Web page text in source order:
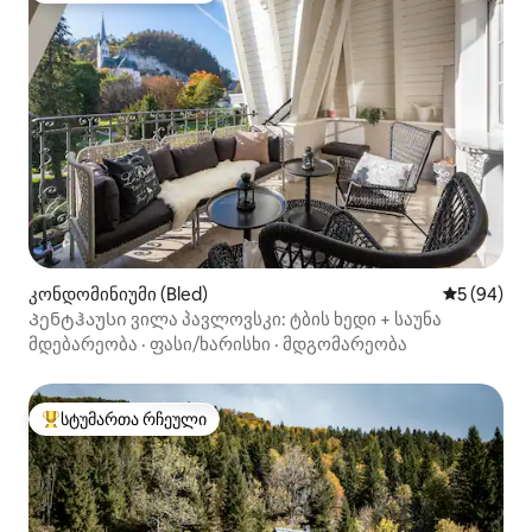
კონდომინიუმი (Bled) საშუალო
5 (94)
Პენტჰაუსი ვილა პავლოვსკი: ტბის ხედი + საუნა
მდებარეობა · ფასი/ხარისხი · მდგომარეობა
სტუმართა რჩეული მოწინავე ვარიანტი
სტუმართა რჩეული